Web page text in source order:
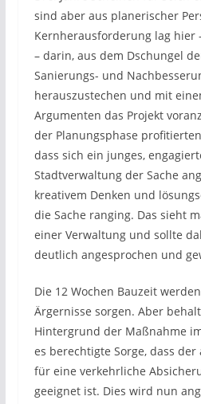
sind aber aus planerischer
Kernherausforderung lag hier
– darin, aus dem Dschungel
Sanierungs- und
herauszustechen und mit
Argumenten das Projekt
der Planungsphase
dass sich ein junges,
Stadtverwaltung der Sache
kreativem Denken und
die Sache ranging. Das sieht
einer Verwaltung und sollte
deutlich angesprochen und
Die 12 Wochen Bauzeit
Ärgernisse sorgen. Aber
Hintergrund der Maßnahme
es berechtigte Sorge, dass
für eine verkehrliche
geeignet ist. Dies wird nun